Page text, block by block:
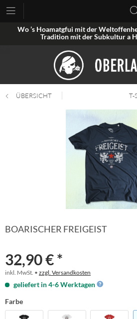
Wo ’s Hoamatgfui mit der
Tradition mit der Subkultur a
ÜBERSICHT T-
BOARISCHER FREIGEIST
32,90 € *
inkl. MwSt. • zzgl. Versandkosten
geliefert in 4-6 Werktagen
Farbe